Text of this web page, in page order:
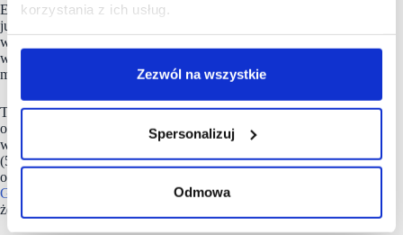
korzystania z ich usług.
Zezwól na wszystkie
Spersonalizuj
Odmowa
Efekty dotychczasowych działań można prześledzić w danych
już teraz – w całym IV kwartale 2025 r. odwiedzalność centrum
wzrosła o 8,5 proc. rok do roku, a sam grudzień przyniósł
wynik przekraczający 10 proc. względem tego samego
miesiąca 2024.
To szczególnie istotne w kontekście danych rynkowych
opublikowanych przez Polską Radę Centrów Handlowych,
według których w segmencie małych i bardzo małych obiektów
(5-20 tys. mkw. do jakich zalicza się Galeria Askana)
odnotowano spadek odwiedzalności na poziomie -1,1 proc.
Galeria Askana
rośnie więc wbrew trendowi, potwierdzając,
że zmiana tenant-mixu realnie przekłada się na ruch.